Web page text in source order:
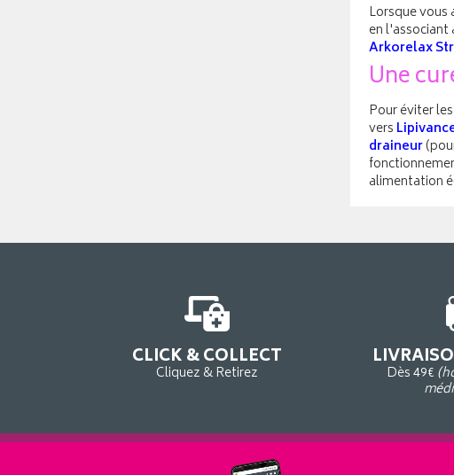
Lorsque vous
en l'associant
Arkorelax
Une
Pour éviter
vers
draineur
alimentation
CLICK & COLLECT
Cliquez & Retirez Dès 49€